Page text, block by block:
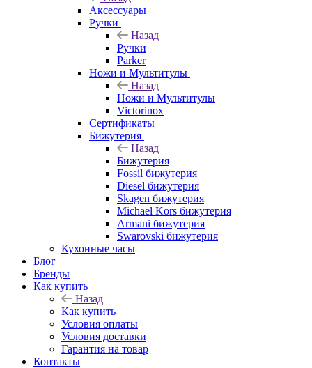
Аксессуары
Ручки
Назад
Ручки
Parker
Ножи и Мультитулы
Назад
Ножи и Мультитулы
Victorinox
Сертификаты
Бижутерия
Назад
Бижутерия
Fossil бижутерия
Diesel бижутерия
Skagen бижутерия
Michael Kors бижутерия
Armani бижутерия
Swarovski бижутерия
Кухонные часы
Блог
Бренды
Как купить
Назад
Как купить
Условия оплаты
Условия доставки
Гарантия на товар
Контакты